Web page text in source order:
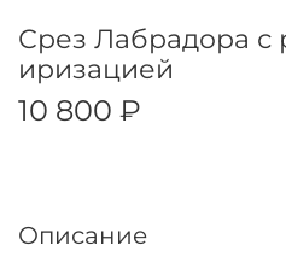
Срез Лабрадора с
иризацией
10 800 ₽
Описание